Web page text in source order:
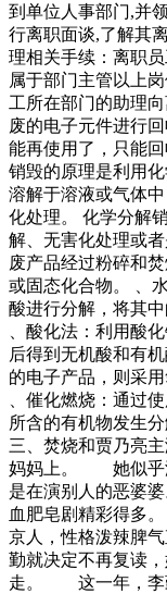
到单位人事部门,并
行离职面谈,了解其
理相关手续：离职
属于部门主管以上
工所在部门的助理
废的电子元件进行
能再使用了，只能
销毁的原理是利用
溶解于溶液或气体
化处理。 化学分解
解、无害化处理或
废产品经过粉碎和
或固态化合物。 、
酸进行分解，将其
、酸化法：利用酸
后得到无机酸和有
的电子产品，则采
、催化燃烧：通过
所含的有机物发生
三、焚烧和贾乃亮
妈妈上。 她似乎
是在演别人的恶
血肥皂剧精彩得多
京人，性格泼辣脾
勤就决定不再复读
走。 这一年，李